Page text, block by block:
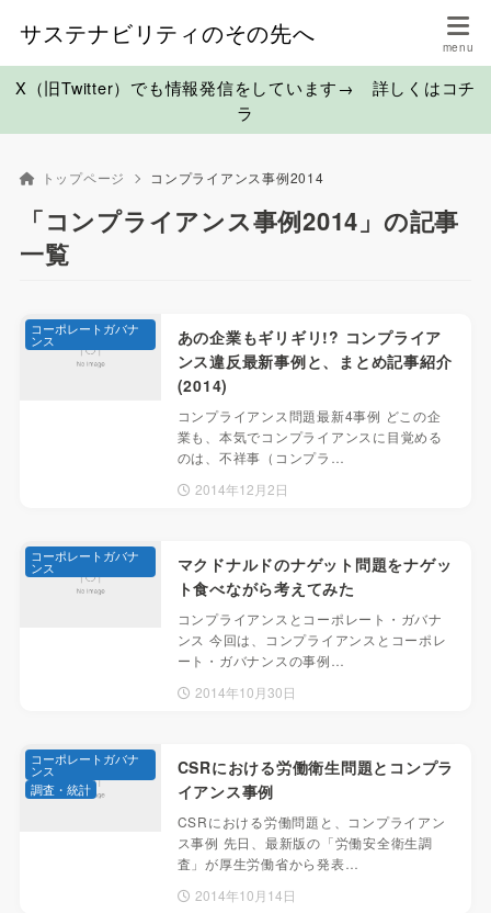
サステナビリティのその先へ
X（旧Twitter）でも情報発信をしています→ 詳しくはコチ
ラ
トップページ コンプライアンス事例2014
「コンプライアンス事例2014」の記事
一覧
あの企業もギリギリ!? コンプライア
ンス違反最新事例と、まとめ記事紹介
(2014)
コンプライアンス問題最新4事例 どこの企
業も、本気でコンプライアンスに目覚める
のは、不祥事（コンプラ…
2014年12月2日
コーポレートガバナ
ンス
マクドナルドのナゲット問題をナゲッ
ト食べながら考えてみた
コンプライアンスとコーポレート・ガバナ
ンス 今回は、コンプライアンスとコーポレ
ート・ガバナンスの事例…
2014年10月30日
コーポレートガバナ
ンス
CSRにおける労働衛生問題とコンプラ
イアンス事例
CSRにおける労働問題と、コンプライアン
ス事例 先日、最新版の「労働安全衛生調
査」が厚生労働省から発表…
2014年10月14日
コーポレートガバナ
ンス
調査・統計